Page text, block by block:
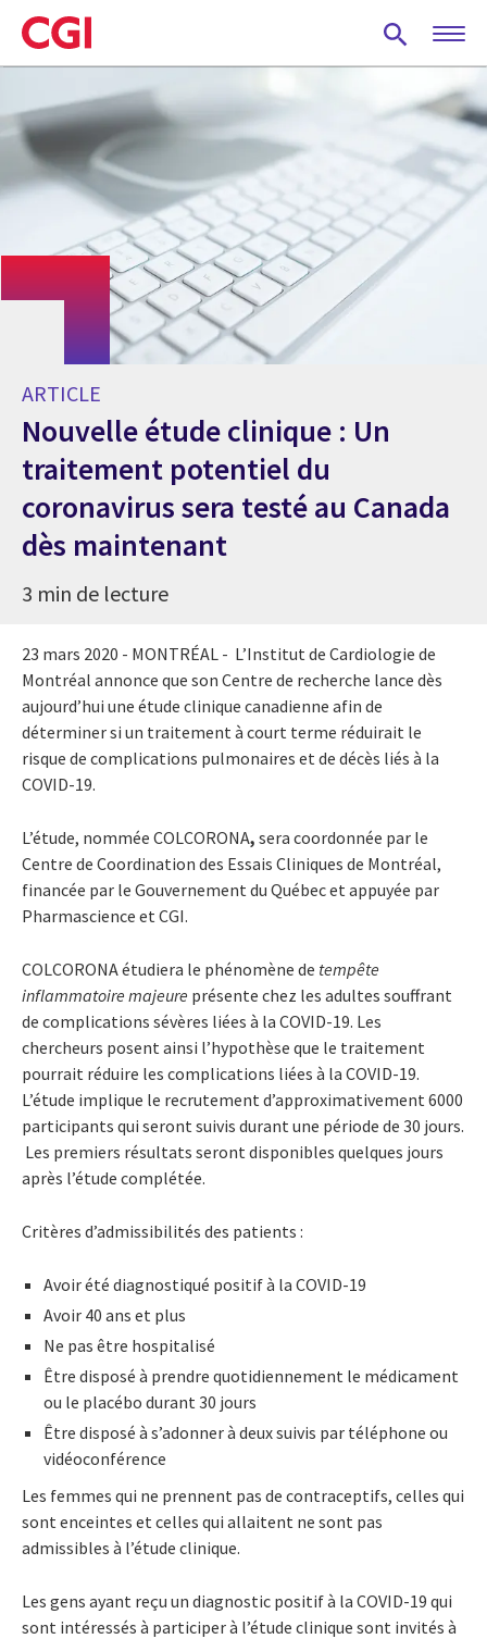
Skip
to
main
ARTICLE
Nouvelle étude clinique : Un
traitement potentiel du
coronavirus sera testé au Canada
dès maintenant
3 min de lecture
23 mars 2020 - MONTRÉAL - L’Institut de Cardiologie de
Montréal annonce que son Centre de recherche lance dès
aujourd’hui une étude clinique canadienne afin de
déterminer si un traitement à court terme réduirait le
risque de complications pulmonaires et de décès liés à la
COVID-19.
L’étude, nommée COLCORONA, sera coordonnée par le
Centre de Coordination des Essais Cliniques de Montréal,
financée par le Gouvernement du Québec et appuyée par
Pharmascience et CGI.
COLCORONA étudiera le phénomène de tempête
inflammatoire majeure présente chez les adultes souffrant
de complications sévères liées à la COVID-19. Les
chercheurs posent ainsi l’hypothèse que le traitement
pourrait réduire les complications liées à la COVID-19.
L’étude implique le recrutement d’approximativement 6000
participants qui seront suivis durant une période de 30 jours.
Les premiers résultats seront disponibles quelques jours
après l’étude complétée.
Critères d’admissibilités des patients :
Avoir été diagnostiqué positif à la COVID-19
Avoir 40 ans et plus
Ne pas être hospitalisé
Être disposé à prendre quotidiennement le médicament
ou le placébo durant 30 jours
Être disposé à s’adonner à deux suivis par téléphone ou
vidéoconférence
Les femmes qui ne prennent pas de contraceptifs, celles qui
sont enceintes et celles qui allaitent ne sont pas
admissibles à l’étude clinique.
Les gens ayant reçu un diagnostic positif à la COVID-19 qui
sont intéressés à participer à l’étude clinique sont invités à